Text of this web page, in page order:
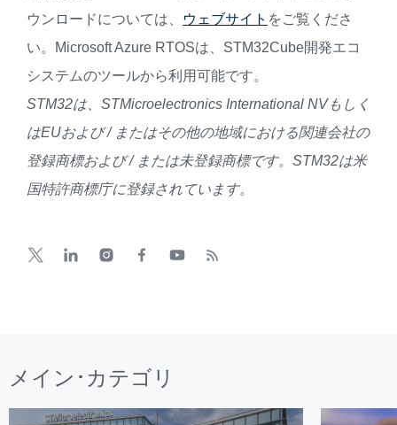
ウンロードについては、
ウェブサイト をご覧くださ
い。Microsoft Azure RTOSは、STM32Cube開発エコ
システムのツールから利用可能です。
STM32は、 STMicroelectronics International NVもしく
はEUおよび/ またはその他の地域における関連会社の
登録商標および/ または未登録商標です。 STM32は米
国特許商標庁に登録されています。
メイン･カテゴリ